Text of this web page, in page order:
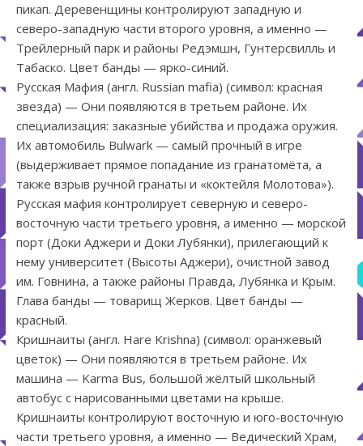
пикап. Деревенщины контролируют западную и
северо-западную части второго уровня, а именно —
Трейлерный парк и районы Редэмшн, Гунтерсвилль и
Табаско. Цвет банды — ярко-синий.
Русская Мафия (англ. Russian mafia) (символ: красная
звезда) — Они появляются в третьем районе. Их
специализация: заказные убийства и продажа оружия.
Их автомобиль Bulwark — самый прочный в игре
(выдерживает прямое попадание из гранатомёта, а
также взрыв ручной гранаты и «коктейля Молотова»).
Русская мафия контролирует северную и северо-
восточную части третьего уровня, а именно — морской
порт (Доки Аджери и Доки Лубянки), прилегающий к
нему университет (Высоты Аджери), очистной завод
им. Говнина, а также районы Правда, Лубянка и Крым.
Глава банды — товарищ Жерков. Цвет банды —
красный.
Кришнаиты (англ. Hare Krishna) (символ: оранжевый
цветок) — Они появляются в третьем районе. Их
машина — Karma Bus, большой жёлтый школьный
автобус с нарисованными цветами на крыше.
Кришнаиты контролируют восточную и юго-восточную
части третьего уровня, а именно — Ведический Храм,